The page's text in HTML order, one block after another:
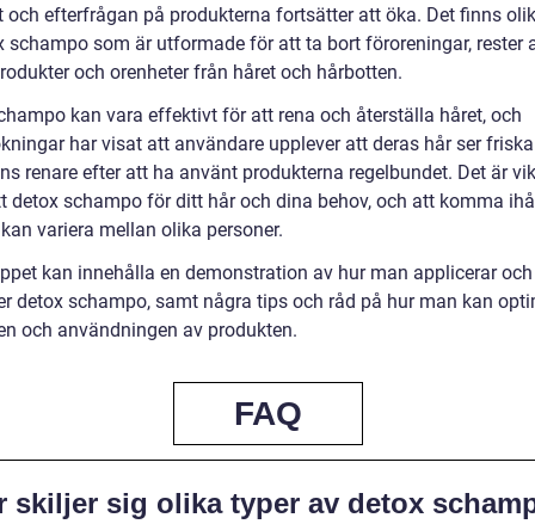
och efterfrågan på produkterna fortsätter att öka. Det finns
schampo som är utformade för att ta bort föroreningar, rester
och orenheter från håret och hårbotten.
kan vara effektivt för att rena och återställa håret, och
har visat att användare upplever att deras hår ser
renare efter att ha använt produkterna regelbundet. Det är
detox schampo för ditt hår och dina behov, och att komma
variera mellan olika personer.
kan innehålla en demonstration av hur man applicerar och
detox schampo, samt några tips och råd på hur man kan
och användningen av produkten.
FAQ
skiljer sig olika typer av detox